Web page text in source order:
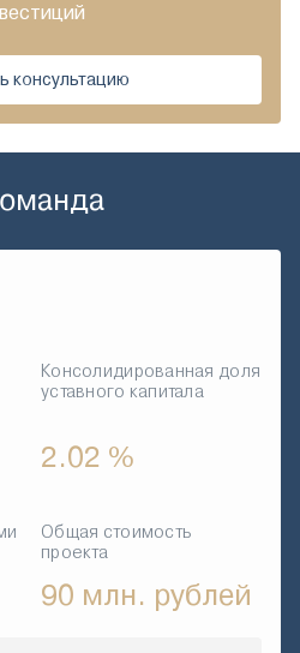
консультацию
Консолидированная доля
уставного капитала
2.02 %
Общая стоимость
проекта
90 млн. рублей